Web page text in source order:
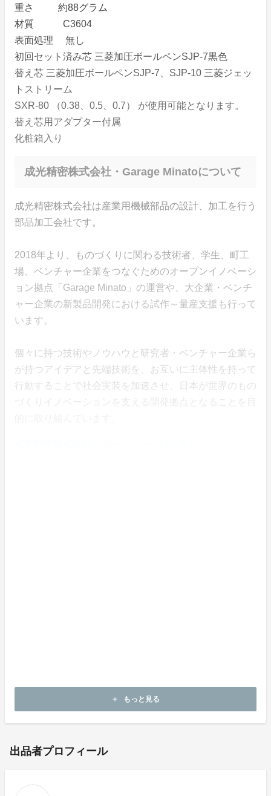
重さ 約88グラム
材質 C3604
表面処理 無し
初回セット済み芯 三菱加圧ボールペンSJP-7黒色
替え芯 三菱加圧ボールペンSJP-7、SJP-10 三菱ジェッ
トストリーム
SXR-80 （0.38、0.5、0.7） が使用可能となります。
替え芯用アダプター付属
化粧箱入り
成光精密株式会社・Garage Minatoについて
成光精密株式会社は産業用機械部品の設計、加工を行う
部品加工会社です。
2018年より、ものづくりに関わる技術者、学生、町工
場、ベンチャー企業をつなぐためのオープンイノベーシ
ョン拠点「Garage Minato」の運営や、大企業・ベンチ
ャー企業の新製品開発における試作～量産支援も行って
います。
個々に持つ技術やノウハウと研究者・ベンチャー企業ら
が持つアイデアと先端技術を、お互いに主体性を持って
行動することで社会実装を加速させ、日本が世界のもの
add もっと見る
出品者プロフィール